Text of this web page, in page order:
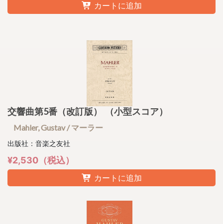
カートに追加
交響曲第5番（改訂版） （小型スコア）
Mahler, Gustav / マーラー
出版社：音楽之友社
¥2,530（税込）
カートに追加